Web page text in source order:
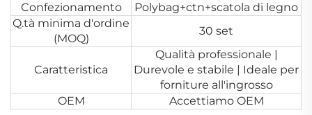
Confezionamento
Polybag+ctn+scatola di legno
Q.tà minima d'ordine
(MOQ)
30 set
Caratteristica
Qualità professionale |
Durevole e stabile | Ideale per
forniture all'ingrosso
OEM
Accettiamo OEM